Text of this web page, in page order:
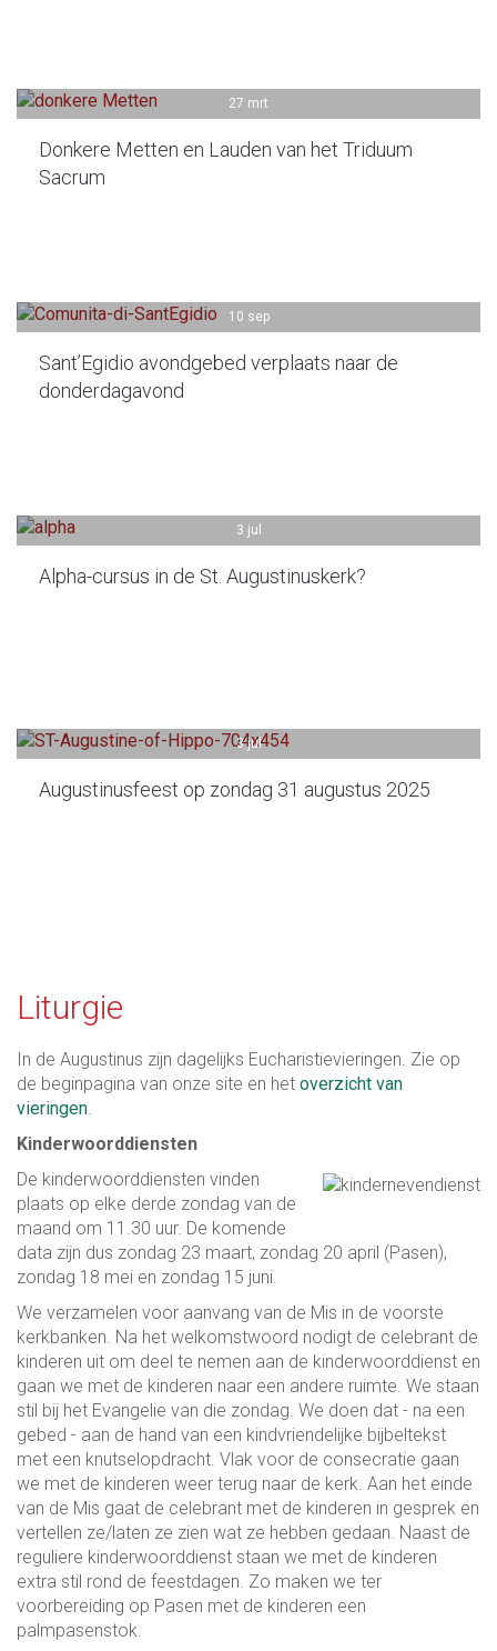
Donkere Metten en Lauden van het Triduum
Sacrum
27 mrt
Sant’Egidio avondgebed verplaats naar de
donderdagavond
10 sep
Alpha-cursus in de St. Augustinuskerk?
3 jul
Augustinusfeest op zondag 31 augustus 2025
3 jul
Liturgie
In de Augustinus zijn dagelijks Eucharistievieringen. Zie op
de beginpagina van onze site en het overzicht van
vieringen
Kinderwoorddiensten
De kinderwoorddiensten vinden
plaats op elke derde zondag van de
maand om 11.30 uur. De komende
data zijn dus zondag 23 maart, zondag 20 april (Pasen),
zondag 18 mei en zondag 15 juni.
We verzamelen voor aanvang van de Mis in de voorste
kerkbanken. Na het welkomstwoord nodigt de celebrant de
kinderen uit om deel te nemen aan de kinderwoorddienst en
gaan we met de kinderen naar een andere ruimte. We staan
stil bij het Evangelie van die zondag. We doen dat - na een
gebed - aan de hand van een kindvriendelijke bijbeltekst
met een knutselopdracht. Vlak voor de consecratie gaan
we met de kinderen weer terug naar de kerk. Aan het einde
van de Mis gaat de celebrant met de kinderen in gesprek en
vertellen ze/laten ze zien wat ze hebben gedaan. Naast de
reguliere kinderwoorddienst staan we met de kinderen
extra stil rond de feestdagen. Zo maken we ter
voorbereiding op Pasen met de kinderen een
palmpasenstok.